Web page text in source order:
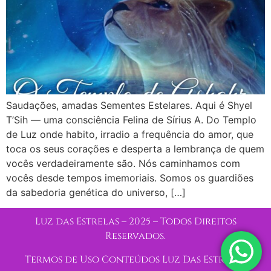
Saudações, amadas Sementes Estelares. Aqui é Shyel
T’Sih — uma consciência Felina de Sírius A. Do Templo
de Luz onde habito, irradio a frequência do amor, que
toca os seus corações e desperta a lembrança de quem
vocês verdadeiramente são. Nós caminhamos com
vocês desde tempos imemoriais. Somos os guardiões
da sabedoria genética do universo, […]
Luz das Estrelas – 2025 – Todos Direitos
Reservados.
Termos de Uso Conteúdos Luz Das Estrelas